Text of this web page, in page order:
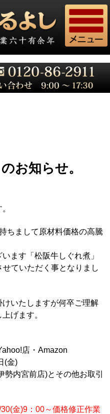
お知らせ。
ちまして原材料価格の高騰
ます「松阪牛しぐれ煮」
ていただく事となりまし
いたしますが何卒ご理解
げます。
店・Amazon
(金)
内宮前店)とその他お取引
金)9：00～価格修正作業